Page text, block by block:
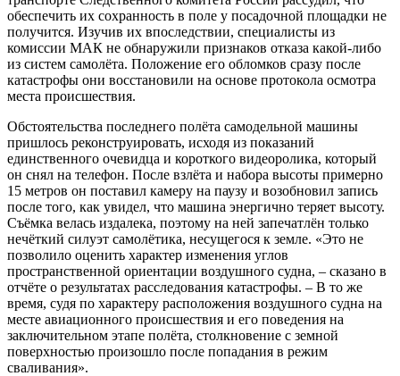
обеспечить их сохранность в поле у посадочной площадки не
получится. Изучив их впоследствии, специалисты из
комиссии МАК не обнаружили признаков отказа какой-либо
из систем самолёта. Положение его обломков сразу после
катастрофы они восстановили на основе протокола осмотра
места происшествия.
Обстоятельства последнего полёта самодельной машины
пришлось реконструировать, исходя из показаний
единственного очевидца и короткого видеоролика, который
он снял на телефон. После взлёта и набора высоты примерно
15 метров он поставил камеру на паузу и возобновил запись
после того, как увидел, что машина энергично теряет высоту.
Съёмка велась издалека, поэтому на ней запечатлён только
нечёткий силуэт самолётика, несущегося к земле. «Это не
позволило оценить характер изменения углов
пространственной ориентации воздушного судна, – сказано в
отчёте о результатах расследования катастрофы. – В то же
время, судя по характеру расположения воздушного судна на
месте авиационного происшествия и его поведения на
заключительном этапе полёта, столкновение с земной
поверхностью произошло после попадания в режим
сваливания».